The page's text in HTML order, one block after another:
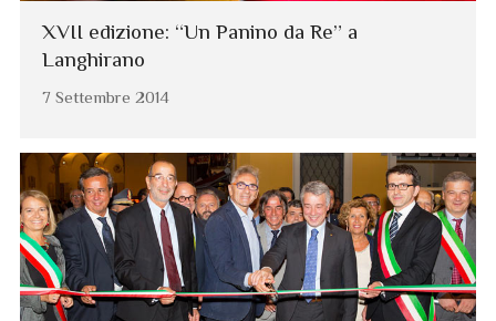
XVII edizione: “Un Panino da Re” a
Langhirano
7 Settembre 2014